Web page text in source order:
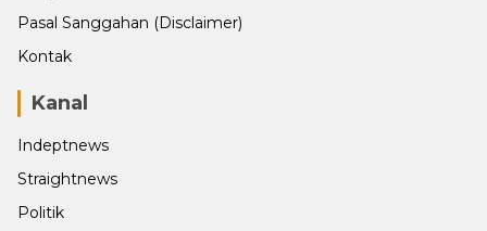
Pasal Sanggahan (Disclaimer)
Kontak
Kanal
Indeptnews
Straightnews
Politik